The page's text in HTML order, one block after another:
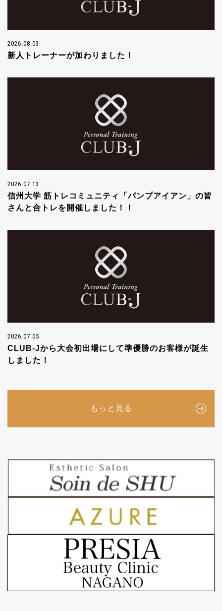
2026.08.03
新人トレーナーが加わりました！
2026.07.13
信州大学 筋トレコミュニティ「パンプアイアン」の皆
さんと合トレを開催しました！！
2026.07.05
CLUB-Jから大会初出場にして準優勝のお客様が誕生
しました！
もっと見る